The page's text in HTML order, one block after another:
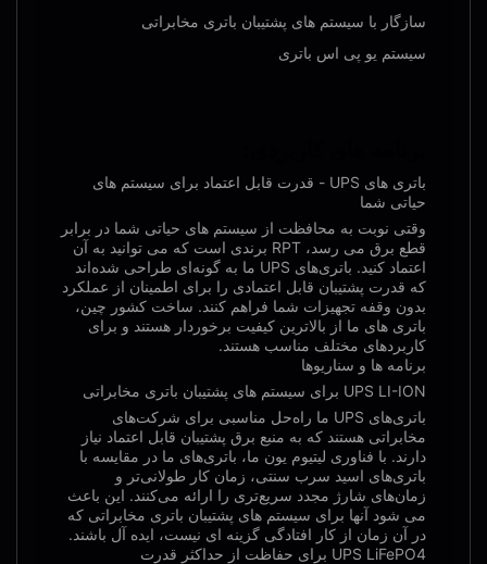
سازگار با سیستم های پشتیبان باتری مخابراتی
سیستم یو پی اس باتری
باتری های UPS - قدرت قابل اعتماد برای سیستم های
حیاتی شما
وقتی نوبت به محافظت از سیستم های حیاتی شما در برابر
قطع برق می رسد، RPT برندی است که می توانید به آن
اعتماد کنید. باتری‌های UPS ما به گونه‌ای طراحی شده‌اند
که قدرت پشتیبان قابل اعتمادی را برای اطمینان از عملکرد
بدون وقفه تجهیزات شما فراهم کنند. ساخت کشور چین،
باتری های ما از بالاترین کیفیت برخوردار هستند و برای
کاربردهای مختلف مناسب هستند.
برنامه ها و سناریوها
UPS LI-ION برای سیستم های پشتیبان باتری مخابراتی
باتری‌های UPS ما راه‌حل مناسبی برای شرکت‌های
مخابراتی هستند که به منبع برق پشتیبان قابل اعتماد نیاز
دارند. با فناوری لیتیوم یون ما، باتری‌های ما در مقایسه با
باتری‌های اسید سرب سنتی، زمان کار طولانی‌تر و
زمان‌های شارژ مجدد سریع‌تری را ارائه می‌کنند. این باعث
می شود آنها برای سیستم های پشتیبان باتری مخابراتی که
در آن زمان از کار افتادگی گزینه ای نیست، ایده آل باشند.
UPS LiFePO4 برای حفاظت از حداکثر قدرت